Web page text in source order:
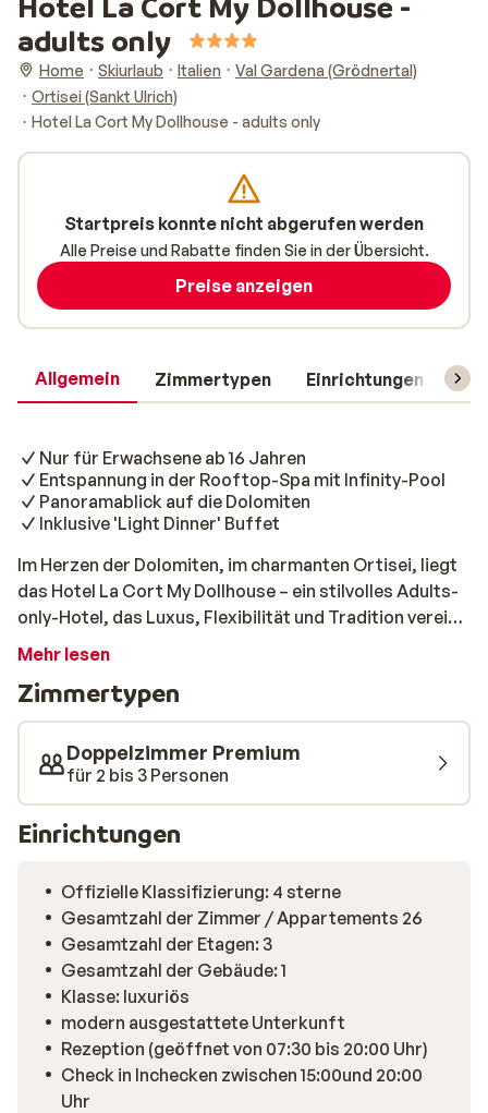
adults only
Home Skiurlaub Italien
Val Gardena (Grödnertal)
Ortisei (Sankt Ulrich)
Hotel La Cort My Dollhouse - adults only
Allgemein Zimmertypen Einrichtungen
Nur für Erwachsene ab 16 Jahren
Entspannung in der Rooftop-Spa mit Infinity-Pool
Panoramablick auf die Dolomiten
Inklusive 'Light Dinner' Buffet
Im Herzen der Dolomiten, im charmanten Ortisei, liegt
das Hotel La Cort My Dollhouse – ein stilvolles Adults-
only-Hotel, das Luxus, Flexibilität und Tradition vereint.
Hier gibt es keine festen Frühstückszeiten, sondern die
zu gestalten. Starte entspannt mit einem ausgiebigen
Frühstück und lass dich später vom „Light Dinner“-
Buffet verwöhnen. Die modernen Designzimmer und
der Rooftop-Spa mit beheiztem Infinity-Pool bieten
höchsten Komfort und pure Entspannung – inklusive
atemberaubendem Panoramablick auf die Berge. Nach
einem Skitag kannst du dir in der Honesty Bar selbst,
einschenken. Dieses Hotel ist ideal für Paare, Freunde
und Alleinreisende, die eine entspannte Auszeit in
stilvollem Ambiente suchen. Mit seiner warmen
Atmosphäre, modernen Ausstattung und der
spektakulären Bergkulisse bietet La Cort My Dollhouse
ein einzigartiges Erlebnis, bei dem Freiheit und
Erholung im Mittelpunkt stehen. Für einen
komfortablen Start in deinen Skitag sorgt zudem der
Mehr lesen
Zimmertypen
Doppelzimmer Premium
für 2 bis 3 Personen
Einrichtungen
Offizielle Klassifizierung: 4 sterne
Gesamtzahl der Zimmer / Appartements 26
Gesamtzahl der Etagen: 3
Gesamtzahl der Gebäude: 1
Klasse: luxuriös
modern ausgestattete Unterkunft
Rezeption (geöffnet von 07:30 bis 20:00 Uhr)
Check in Inchecken zwischen 15:00und 20:00
Uhr
Startpreis konnte nicht abgerufen werden
Alle Preise und Rabatte finden Sie in der Übersicht.
Preise anzeigen